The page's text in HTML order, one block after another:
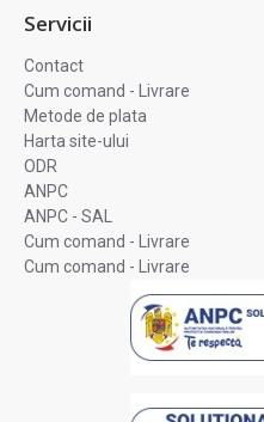
Servicii
Contact
Cum comand - Livrare
Metode de plata
Harta site-ului
ODR
ANPC
ANPC - SAL
Cum comand - Livrare
Cum comand - Livrare